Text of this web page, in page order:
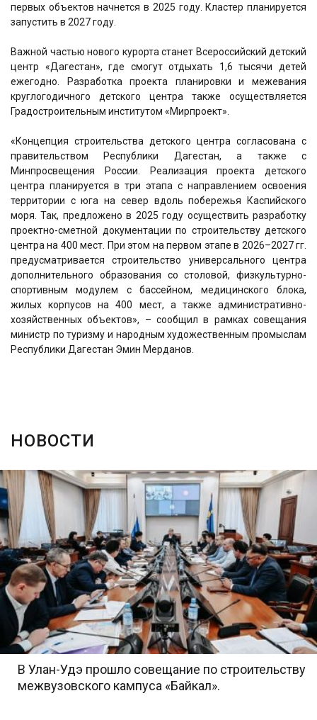
первых объектов начнется в 2025 году. Кластер планируется
запустить в 2027 году.
Важной частью нового курорта станет Всероссийский детский
центр «Дагестан», где смогут отдыхать 1,6 тысячи детей
ежегодно. Разработка проекта планировки и межевания
круглогодичного детского центра также осуществляется
Градостроительным институтом «Мирпроект».
«Концепция строительства детского центра согласована с
правительством Республики Дагестан, а также с
Минпросвещения России. Реализация проекта детского
центра планируется в три этапа с направлением освоения
территории с юга на север вдоль побережья Каспийского
моря. Так, предложено в 2025 году осуществить разработку
проектно-сметной документации по строительству детского
центра на 400 мест. При этом на первом этапе в 2026–2027 гг.
предусматривается строительство универсального центра
дополнительного образования со столовой, физкультурно-
спортивным модулем с бассейном, медицинского блока,
жилых корпусов на 400 мест, а также административно-
хозяйственных объектов», – сообщил в рамках совещания
министр по туризму и народным художественным промыслам
Республики Дагестан Эмин Мерданов.
НОВОСТИ
В Улан-Удэ прошло совещание по строительству
межвузовского кампуса «Байкал».